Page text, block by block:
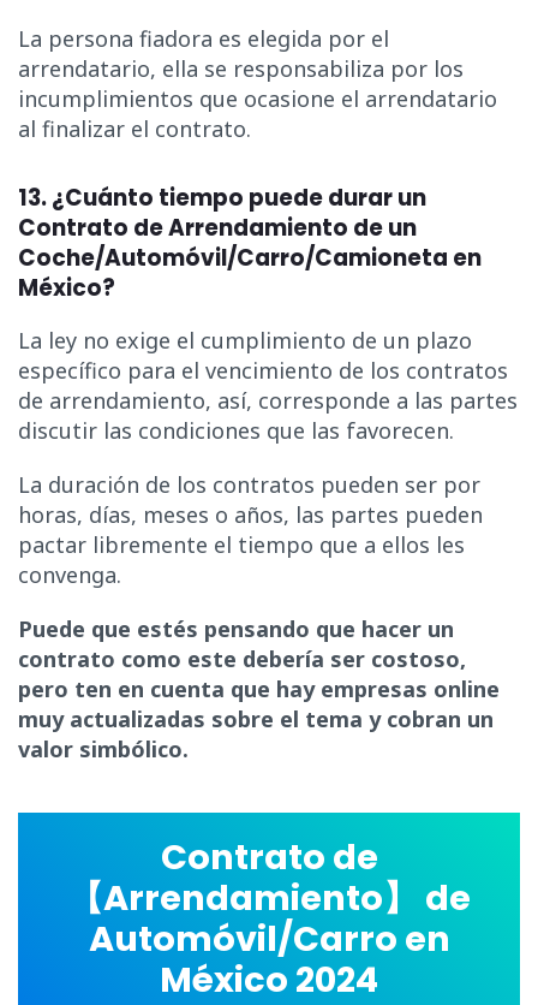
La persona fiadora es elegida por el
arrendatario, ella se responsabiliza por los
incumplimientos que ocasione el arrendatario
al finalizar el contrato.
13. ¿Cuánto tiempo puede durar un
Contrato de Arrendamiento de un
Coche/Automóvil/Carro/Camioneta en
México?
La ley no exige el cumplimiento de un plazo
específico para el vencimiento de los contratos
de arrendamiento, así, corresponde a las partes
discutir las condiciones que las favorecen.
La duración de los contratos pueden ser por
horas, días, meses o años, las partes pueden
pactar libremente el tiempo que a ellos les
convenga.
Puede que estés pensando que hacer un
contrato como este debería ser costoso,
pero ten en cuenta que hay empresas online
muy actualizadas sobre el tema y cobran un
valor simbólico.
Contrato de
【Arrendamiento】 de
Automóvil/Carro en
México 2024